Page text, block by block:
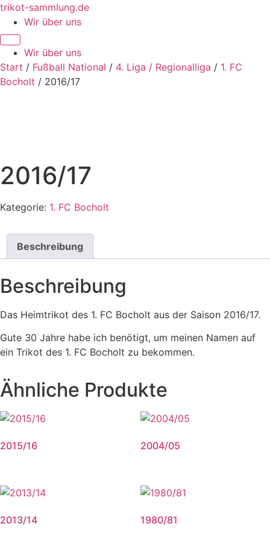
Zum
Inhalt
springen
trikot-sammlung.de
Wir über uns
Wir über uns
Start / Fußball National / 4. Liga / Regionalliga / 1. FC
Bocholt / 2016/17
2016/17
Kategorie: 1. FC Bocholt
Beschreibung
Beschreibung
Das Heimtrikot des 1. FC Bocholt aus der Saison 2016/17.
Gute 30 Jahre habe ich benötigt, um meinen Namen auf
ein Trikot des 1. FC Bocholt zu bekommen.
Ähnliche Produkte
2015/16 2004/05
2013/14 1980/81